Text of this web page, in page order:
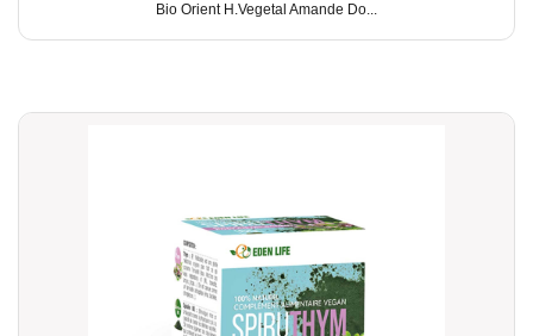
Bio Orient H.Vegetal Amande Do...